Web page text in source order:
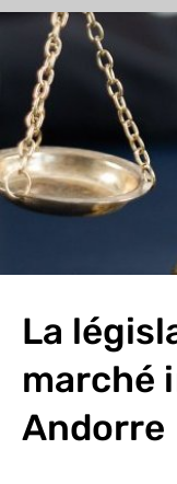
La
marché
Andorre